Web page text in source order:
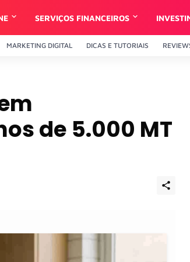
SERVIÇOS FINANCEIROS
MARKETING DIGITAL DICAS E TUTORIAIS
de 5.000 MT